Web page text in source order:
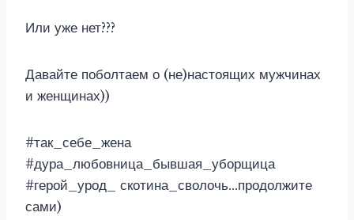
Или уже нет???
Давайте поболтаем о (не)настоящих мужчинах
и женщинах))
#так_себе_жена
#дура_любовница_бывшая_уборщица
#герой_урод_ скотина_сволочь…продолжите
сами)